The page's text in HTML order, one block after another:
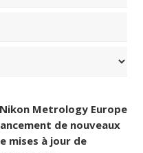
Nikon Metrology Europe
de nouveaux
mises à jour de